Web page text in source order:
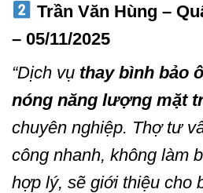
Trần Văn Hùng –
– 05/11/2025
“Dịch vụ thay bình bảo
nóng năng lượng mặt
chuyên nghiệp. Thợ tư
công nhanh, không làm
hợp lý, sẽ giới thiệu cho